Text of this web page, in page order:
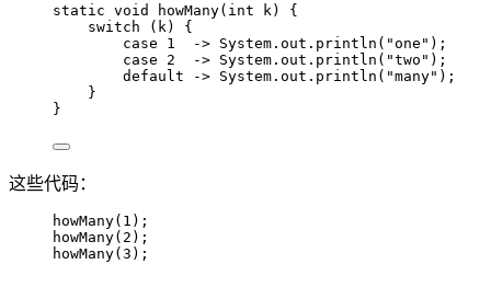
static void howMany( int k )
{
switch (k) {
case
1 -> System . out . println ( "one " ) ;
case
2 -> System . out . println ( "two " ) ;
default
-> System . out . println ( "many" ) ;
}
}
这些代码：
howMany( 1 ) ;
howMany( 2 ) ;
howMany(3 ) ;